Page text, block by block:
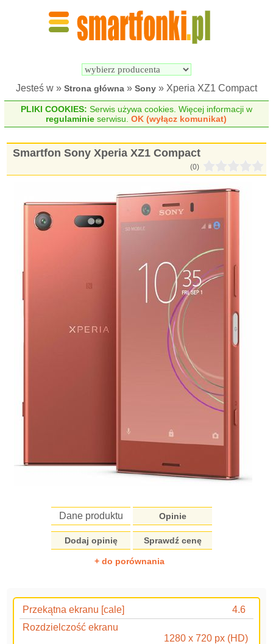
Jesteś w » Strona główna » Sony » Xperia XZ1 Compact
PLIKI COOKIES: Serwis używa cookies. Więcej informacji w
regulaminie serwisu.OK (wyłącz komunikat)
Smartfon Sony Xperia XZ1 Compact
(0)
Dane produktu Opinie
Dodaj opinię Sprawdź cenę
+ do porównania
Przekątna ekranu [cale]
4.6
Rozdzielczość ekranu
1280 x 720 px (HD)